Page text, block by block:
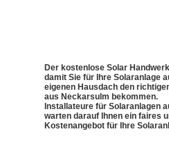
Der kostenlose Solar
damit Sie für Ihre Solaranlage
eigenen Hausdach den
aus Neckarsulm bekommen.
Installateure für Solaranlagen
warten darauf Ihnen ein faires
Kostenangebot für Ihre